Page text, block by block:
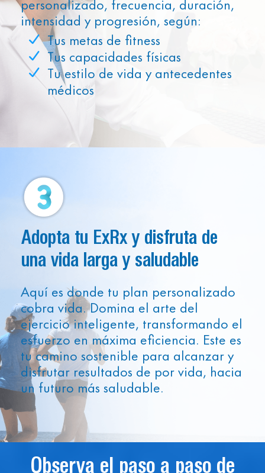
intensidad y progresión, según:
Tus metas de fitness
Tus capacidades físicas
Tu estilo de vida y antecedentes
médicos
Adopta tu ExRx y disfruta de
una vida larga y saludable
Aquí es donde tu plan personalizado
cobra vida. Domina el arte del
ejercicio inteligente, transformando el
esfuerzo en máxima eficiencia. Este es
tu camino sostenible para alcanzar y
disfrutar resultados de por vida, hacia
un futuro más saludable.
Observa el paso a paso de